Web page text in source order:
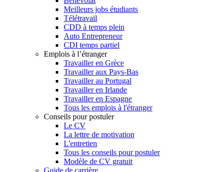
Meilleurs jobs étudiants
Télétravail
CDD à temps plein
Auto Entrepreneur
CDI temps partiel
Emplois à l’étranger
Travailler en Grèce
Travailler aux Pays-Bas
Travailler au Portugal
Travailler en Irlande
Travailler en Espagne
Tous les emplois à l'étranger
Conseils pour postuler
Le CV
La lettre de motivation
L'entretien
Tous les conseils pour postuler
Modèle de CV gratuit
Guide de carrière